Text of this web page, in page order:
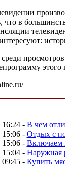
что в
этого
16:24- В чем
15:06- Отдых с
15:06- Включаем
15:04- Наружная
09:45- Купить